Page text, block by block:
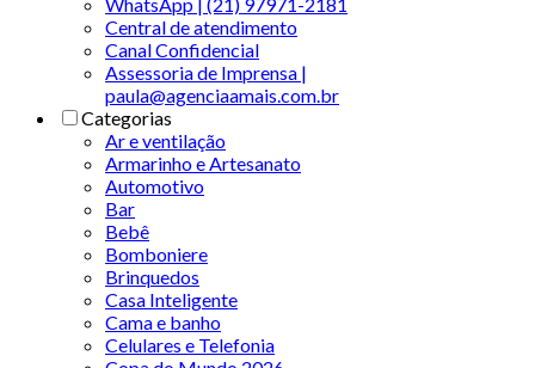
Central de atendimento
Canal Confidencial
Assessoria de Imprensa |
paula@agenciaamais.com.br
Categorias
Ar e ventilação
Armarinho e Artesanato
Automotivo
Bar
Bebê
Bomboniere
Brinquedos
Casa Inteligente
Cama e banho
Celulares e Telefonia